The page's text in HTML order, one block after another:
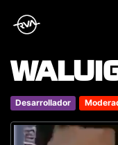
Desarrollador